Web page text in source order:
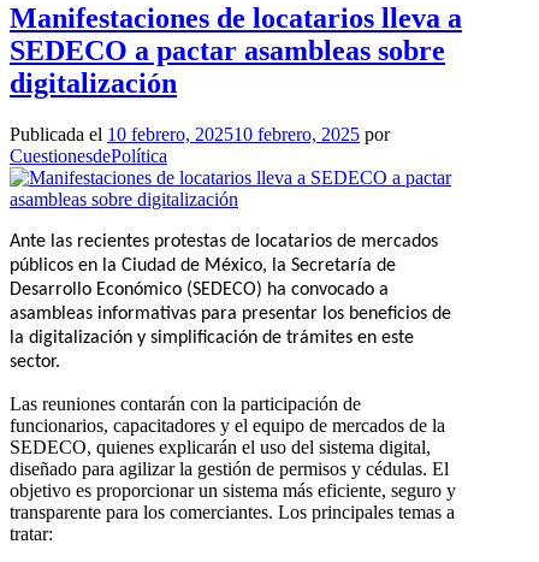
Manifestaciones de locatarios lleva a
SEDECO a pactar asambleas sobre
digitalización
Publicada el 10 febrero, 202510 febrero, 2025 por
CuestionesdePolítica
Ante las recientes protestas de locatarios de mercados
públicos en la Ciudad de México, la Secretaría de
Desarrollo Económico (SEDECO) ha convocado a
asambleas informativas para presentar los beneficios de
la digitalización y simplificación de trámites en este
sector.
Las reuniones contarán con la participación de
funcionarios, capacitadores y el equipo de mercados de la
SEDECO, quienes explicarán el uso del sistema digital,
diseñado para agilizar la gestión de permisos y cédulas. El
objetivo es proporcionar un sistema más eficiente, seguro y
transparente para los comerciantes. Los principales temas a
tratar: